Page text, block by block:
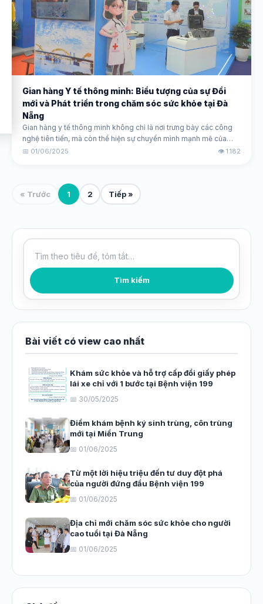
Gian hàng Y tế thông minh: Biểu tượng của sự Đổi
mới và Phát triển trong chăm sóc sức khỏe tại Đà
Nẵng
Gian hàng y tế thông minh không chỉ là nơi trưng bày các công
nghệ tiên tiến, mà còn thể hiện sự chuyển mình mạnh mẽ của
ngành y tế Đà Nẵng.
📅 01/06/2025 👁️ 1.182
« Trước 1 2 Tiếp »
Tìm kiếm bài viết Tìm kiếm
Bài viết có view cao nhất
Khám sức khỏe và hỗ trợ cấp đổi giấy phép
lái xe chỉ với 1 bước tại Bệnh viện 199
📅 30/05/2025
Điểm khám bệnh ký sinh trùng, côn trùng
mới tại Miền Trung
📅 01/06/2025
Từ một lời hiệu triệu đến tư duy đột phá
của người đứng đầu Bệnh viện 199
📅 01/06/2025
Địa chỉ mới chăm sóc sức khỏe cho người
cao tuổi tại Đà Nẵng
📅 01/06/2025